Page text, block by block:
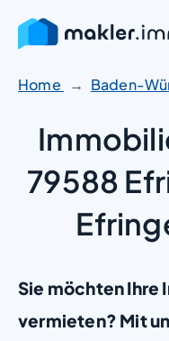
Zum
Inhalt
springen
Home Baden-
79588
Sie möchten Ihre
vermieten? Mit